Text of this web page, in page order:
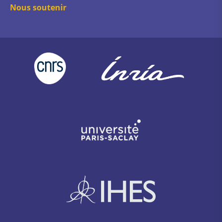
Nous soutenir